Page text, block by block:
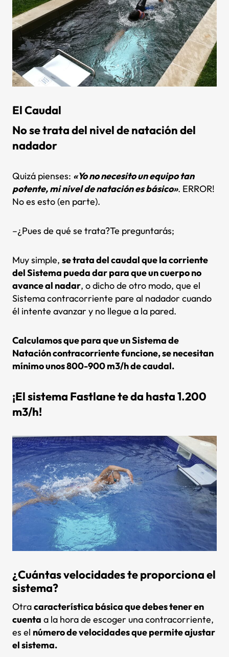
El Caudal
No se trata del nivel de natación del
nadador
Quizá pienses: «Yo no necesito un equipo tan
potente, mi nivel de natación es básico». ERROR!
No es esto (en parte).
–¿Pues de qué se trata?Te preguntarás;
Muy simple, se trata del caudal que la corriente
del Sistema pueda dar para que un cuerpo no
avance al nadar, o dicho de otro modo, que el
Sistema contracorriente pare al nadador cuando
él intente avanzar y no llegue a la pared.
Calculamos que para que un Sistema de
Natación contracorriente funcione, se necesitan
mínimo unos 800-900 m3/h de caudal.
¡El sistema Fastlane te da hasta 1.200
m3/h!
¿Cuántas velocidades te proporciona el
sistema?
Otracaracterística básica que debes tener en
cuenta a la hora de escoger una contracorriente,
es el número de velocidades que permite ajustar
el sistema.